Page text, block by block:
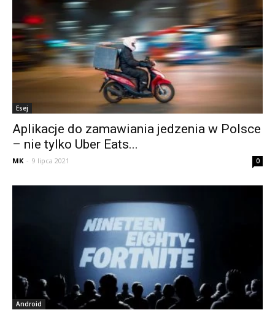
Esej
Aplikacje do zamawiania jedzenia w Polsce
– nie tylko Uber Eats...
MK - 9 lipca 2021 0
Android